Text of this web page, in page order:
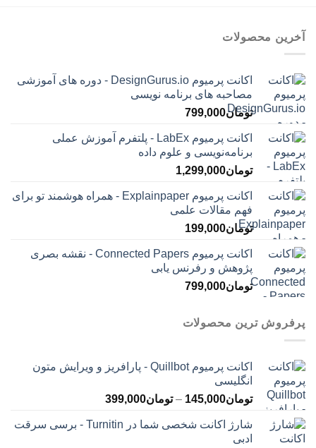
آخرین محصولات
اکانت پرمیوم DesignGurus.io - دوره ‌های آموزشی
مصاحبه ‌های برنامه نویسی
تومان799,000
اکانت پرمیوم LabEx - پلتفرم آموزش عملی
برنامه‌نویسی و علوم داده
تومان1,299,000
اکانت پرمیوم Explainpaper - همراه هوشمند تو برای
فهم مقالات علمی
تومان199,000
اکانت پرمیوم Connected Papers - نقشه بصری
پژوهش و رفرنس یابی
تومان799,000
پرفروش ترین محصولات
اکانت پرمیوم Quillbot - پارافریز و ویرایش متون
انگلیسی
تومان145,000
– تومان399,000محدوده
تومان145,000
شارژ اکانت شخصی شما در Turnitin - برسی سرقت
ادبی